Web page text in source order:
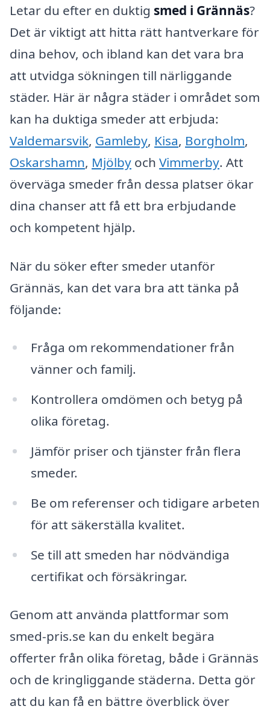
Letar du efter en duktig smed i Grännäs?
Det är viktigt att hitta rätt hantverkare för
dina behov, och ibland kan det vara bra
att utvidga sökningen till närliggande
städer. Här är några städer i området som
kan ha duktiga smeder att erbjuda:
Valdemarsvik, Gamleby, Kisa, Borgholm,
Oskarshamn, Mjölby och Vimmerby. Att
överväga smeder från dessa platser ökar
dina chanser att få ett bra erbjudande
och kompetent hjälp.
När du söker efter smeder utanför
Grännäs, kan det vara bra att tänka på
följande:
Fråga om rekommendationer från
vänner och familj.
Kontrollera omdömen och betyg på
olika företag.
Jämför priser och tjänster från flera
smeder.
Be om referenser och tidigare arbeten
för att säkerställa kvalitet.
Se till att smeden har nödvändiga
certifikat och försäkringar.
Genom att använda plattformar som
smed-pris.se kan du enkelt begära
offerter från olika företag, både i Grännäs
och de kringliggande städerna. Detta gör
att du kan få en bättre överblick över